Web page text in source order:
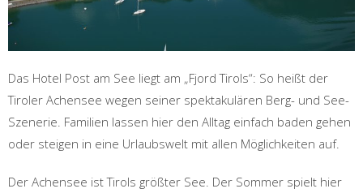
Das Hotel Post am See liegt am „Fjord Tirols“: So heißt der
Tiroler Achensee wegen seiner spektakulären Berg- und See-
Szenerie. Familien lassen hier den Alltag einfach baden gehen
oder steigen in eine Urlaubswelt mit allen Möglichkeiten auf.
Der Achensee ist Tirols größter See. Der Sommer spielt hier